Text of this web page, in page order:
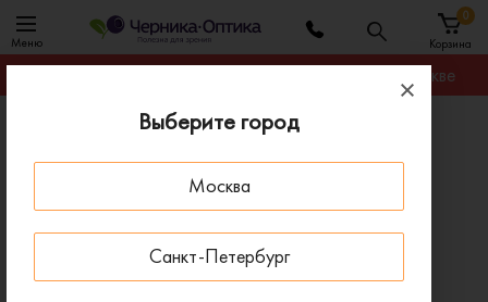
Выберите город
Москва
Санкт-Петербург
Меню Корзина
0
Гарантируем лучшую цену на любую оправу в Москве
Оправы для очков
Оправа MAX&CO MO 5143 55A
- 30 % ДО 15 АВГУСТА